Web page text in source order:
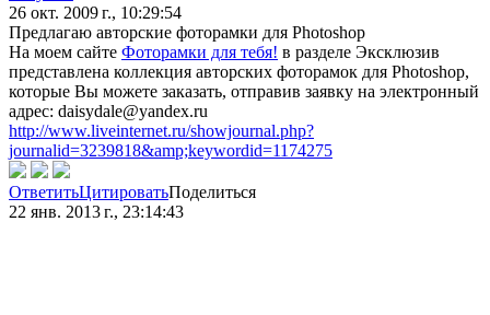
26 окт. 2009 г., 10:29:54
Предлагаю авторские фоторамки для Photoshop
На моем сайте Фоторамки для тебя! в разделе Эксклюзив
представлена коллекция авторских фоторамок для Photoshop,
которые Вы можете заказать, отправив заявку на электронный
адрес: daisydale@yandex.ru
http://www.liveinternet.ru/showjournal.php?
journalid=3239818&amp;keywordid=1174275
ОтветитьЦитироватьПоделиться
22 янв. 2013 г., 23:14:43